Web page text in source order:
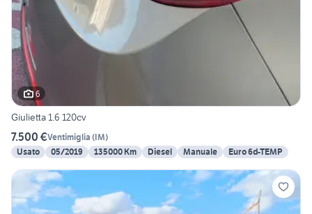
6
Giulietta 1.6 120cv
7.500 €Ventimiglia (IM)
Usato
05/2019 135000 Km Diesel Manuale Euro 6d-TEMP